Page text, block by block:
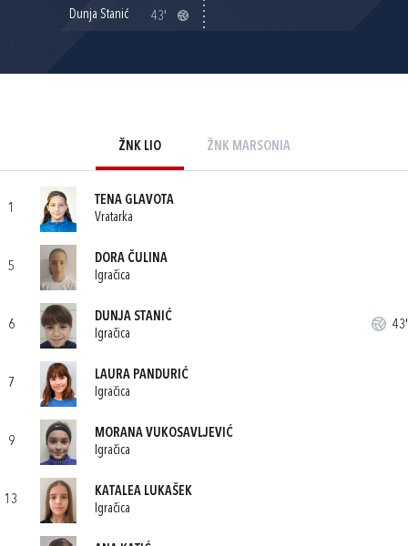
Dunja Stanić
43'
ŽNK LIO ŽNK MARSONIA
1
TENA GLAVOTA
Vratarka
5
DORA ČULINA
Igračica
6
DUNJA STANIĆ
Igračica
43'
7
LAURA PANDURIĆ
Igračica
9
MORANA VUKOSAVLJEVIĆ
Igračica
13
KATALEA LUKAŠEK
Igračica